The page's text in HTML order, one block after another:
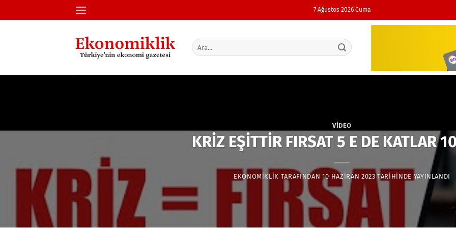
atla
7 Ağustos 2026 Cuma
VIDEO
KRİZ EŞİTTİR FIRSAT 5 E DE KATLAR
EKONOMIKLIK TARAFINDAN 10 HAZIRAN 2023 TARIHINDE YAYINLANDI